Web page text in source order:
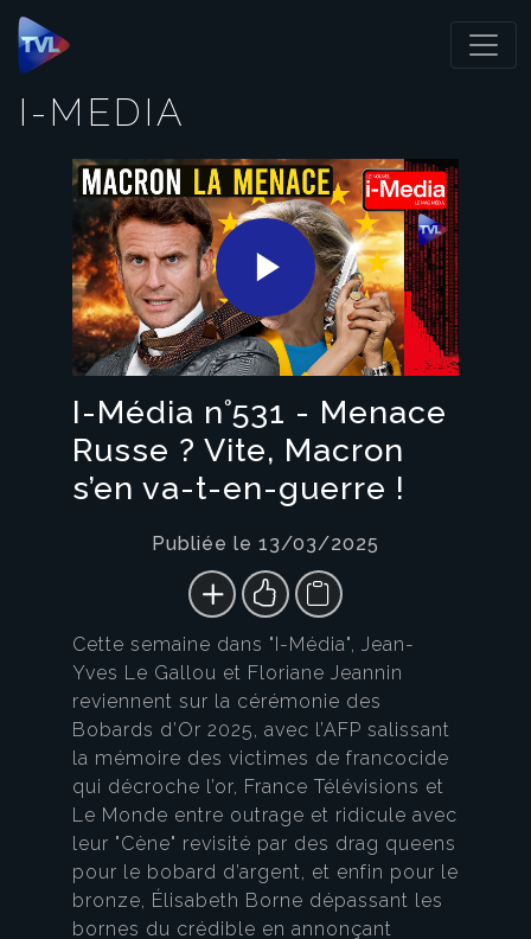
Panneau de gestion des cookies
I-MEDIA
Play
Video
I-Média n°531 - Menace
Russe ? Vite, Macron
s’en va-t-en-guerre !
Publiée le 13/03/2025
Cette semaine dans "I-Média", Jean-
Yves Le Gallou et Floriane Jeannin
reviennent sur la cérémonie des
Bobards d’Or 2025, avec l’AFP salissant
la mémoire des victimes de francocide
qui décroche l’or, France Télévisions et
Le Monde entre outrage et ridicule avec
leur "Cène" revisité par des drag queens
pour le bobard d’argent, et enfin pour le
bronze, Élisabeth Borne dépassant les
bornes du crédible en annonçant